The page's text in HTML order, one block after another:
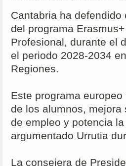
Cantabria ha
del programa
Profesional, durante el
el periodo 2028-2034
Regiones.
Este programa
de los alumnos,
de empleo y potencia
argumentado Urrutia
La consejera de